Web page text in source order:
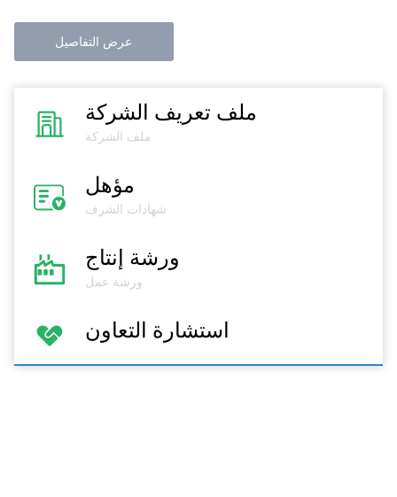
عرض التفاصيل
ملف تعريف الشركة
ملف الشركة
مؤهل
شهادات الشرف
ورشة إنتاج
ورشة عمل
استشارة التعاون